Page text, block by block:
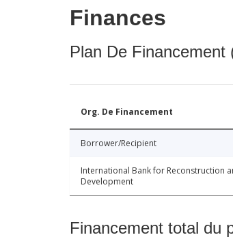
Finances
Plan De Financement
Org. De Financement
Borrower/Recipient
International Bank for Reconstruction
Development
Financement total du